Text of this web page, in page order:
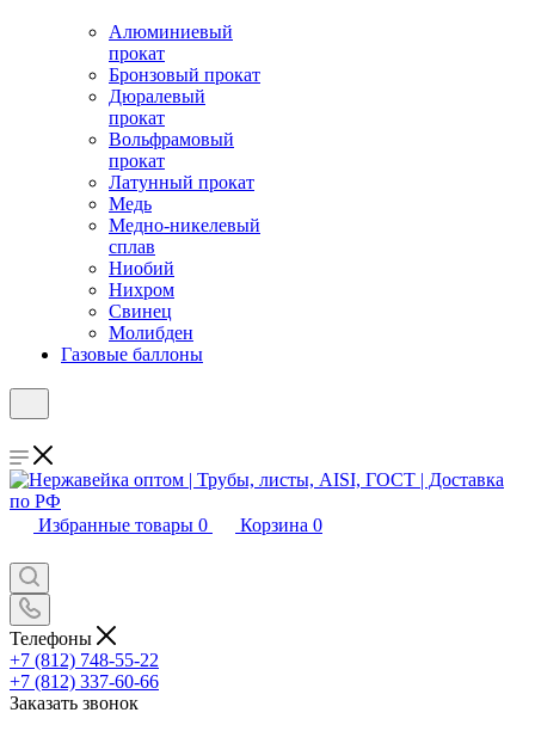
Алюминиевый
прокат
Бронзовый прокат
Дюралевый
прокат
Вольфрамовый
прокат
Латунный прокат
Медь
Медно-никелевый
сплав
Ниобий
Нихром
Свинец
Молибден
Газовые баллоны
Избранные товары 0 Корзина 0
Телефоны
+7 (812) 748-55-22
+7 (812) 337-60-66
Заказать звонок